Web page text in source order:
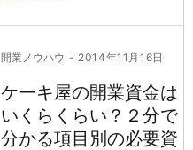
開業ノウハウ - 2014年11月16日
ケーキ屋の開業資金は
いくらくらい？２分で
分かる項目別の必要資